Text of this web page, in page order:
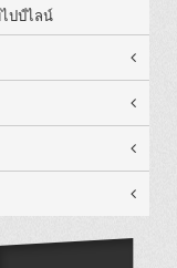
ปป์ไลน์